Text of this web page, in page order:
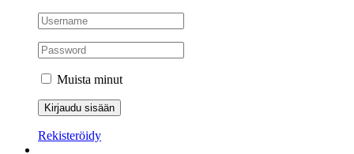
Muista minut
Rekisteröidy